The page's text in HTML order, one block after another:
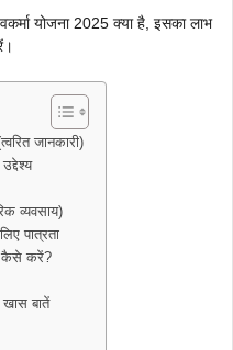
योजना 2025 क्या है, इसका लाभ
जानकारी)
व्यवसाय)
पात्रता
कैसे करें?
बातें